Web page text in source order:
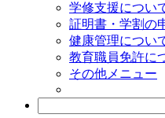
学修支援につい
証明書・学割の
健康管理につい
教育職員免許に
その他メニュー